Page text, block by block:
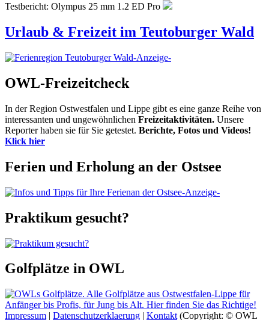
Testbericht: Olympus 25 mm 1.2 ED Pro
Urlaub & Freizeit im Teutoburger Wald
-Anzeige-
OWL-Freizeitcheck
In der Region Ostwestfalen und Lippe gibt es eine ganze Reihe von
interessanten und ungewöhnlichen Freizeitaktivitäten. Unsere
Reporter haben sie für Sie getestet. Berichte, Fotos und Videos!
Klick hier
Ferien und Erholung an der Ostsee
-Anzeige-
Praktikum gesucht?
Golfplätze in OWL
Impressum | Datenschutzerklaerung | Kontakt (Copyright: © OWL